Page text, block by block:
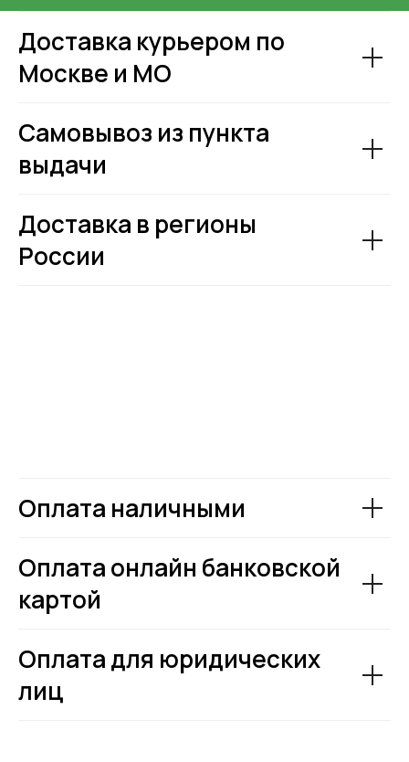
Доставка курьером по
Москве и МО
Самовывоз из пункта
выдачи
Доставка в регионы
России
Оплата наличными
Оплата онлайн банковской
картой
Оплата для юридических
лиц